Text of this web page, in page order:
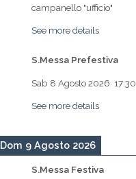
campanello "ufficio"
See more details
S.Messa Prefestiva
Sab 8 Agosto 2026 17:30
See more details
Dom 9 Agosto 2026
S.Messa Festiva